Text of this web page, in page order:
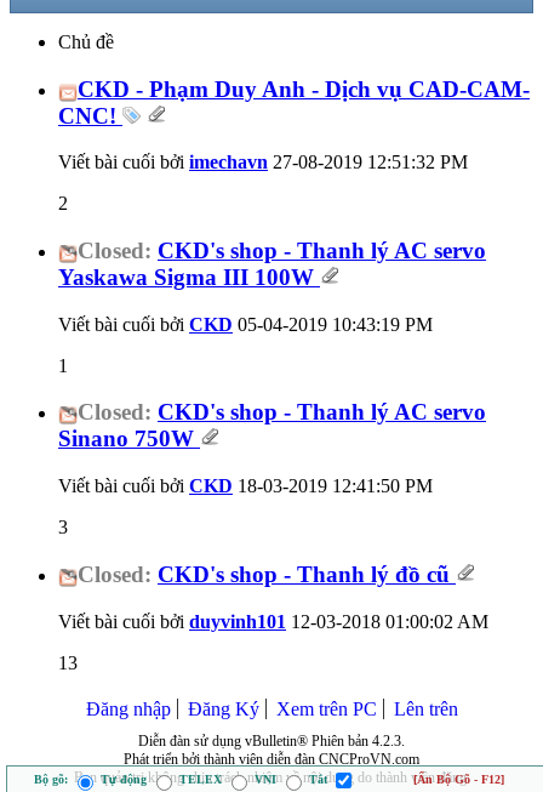
Chủ đề
CKD - Phạm Duy Anh - Dịch vụ CAD-CAM-
CNC!
Viết bài cuối bởi imechavn 27-08-2019 12:51:32 PM
2
Closed: CKD's shop - Thanh lý AC servo
Yaskawa Sigma III 100W
Viết bài cuối bởi CKD 05-04-2019 10:43:19 PM
1
Closed: CKD's shop - Thanh lý AC servo
Sinano 750W
Viết bài cuối bởi CKD 18-03-2019 12:41:50 PM
3
Closed: CKD's shop - Thanh lý đồ cũ
Viết bài cuối bởi duyvinh101 12-03-2018 01:00:02 AM
13
Đăng nhập Đăng Ký Xem trên PC Lên trên
Diễn đàn sử dụng vBulletin® Phiên bản 4.2.3.
Phát triển bởi thành viên diễn đàn CNCProVN.com
Ban quản trị không chịu trách nhiệm về nội dung do thành viên đăng.
Bộ gõ: Tự động TELEX VNI Tắt [Ẩn Bộ Gõ - F12]